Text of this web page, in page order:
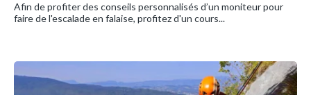
Afin de profiter des conseils personnalisés d’un moniteur pour
faire de l'escalade en falaise, profitez d'un cours...